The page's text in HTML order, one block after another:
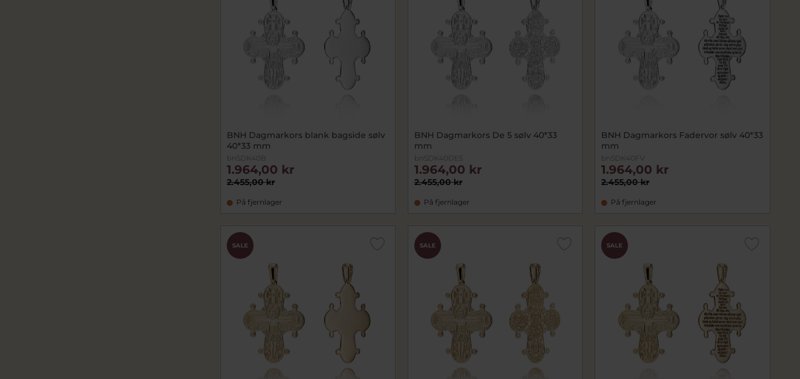
BNH Dagmarkors blank bagside sølv
40*33 mm
bnSDK40B
2.455,00 kr
1.964,00 kr
På fjernlager
BNH Dagmarkors De 5 sølv 40*33
mm
bnSDK40DE5
2.455,00 kr
1.964,00 kr
På fjernlager
BNH Dagmarkors Fadervor sølv 40*33
mm
bnSDK40FV
2.455,00 kr
1.964,00 kr
På fjernlager
SALE SALE SALE